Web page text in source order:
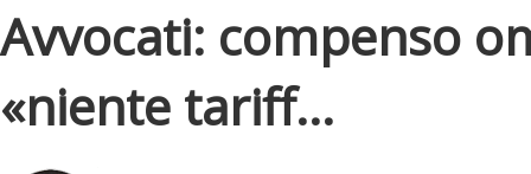
Avvocati: compenso
«niente tariff...